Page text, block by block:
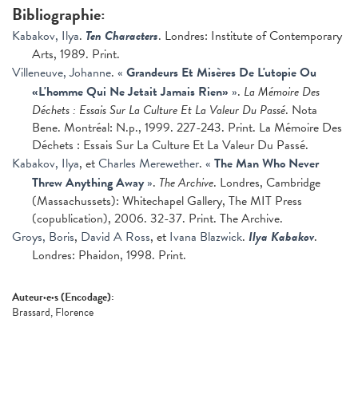
Bibliographie:
Kabakov, Ilya. Ten Characters. Londres: Institute of Contemporary
Arts, 1989. Print.
Villeneuve, Johanne. « Grandeurs Et Misères De L'utopie Ou
«L'homme Qui Ne Jetait Jamais Rien» ». La Mémoire Des
Déchets : Essais Sur La Culture Et La Valeur Du Passé. Nota
Bene. Montréal: N.p., 1999. 227-243. Print. La Mémoire Des
Déchets : Essais Sur La Culture Et La Valeur Du Passé.
Kabakov, Ilya, etCharles Merewether. « The Man Who Never
Threw Anything Away». The Archive. Londres, Cambridge
(Massachussets): Whitechapel Gallery, The MIT Press
(copublication), 2006. 32-37. Print. The Archive.
Groys, Boris, David A Ross, et Ivana Blazwick. Ilya Kabakov.
Londres: Phaidon, 1998. Print.
Auteur·e·s (Encodage):
Brassard, Florence